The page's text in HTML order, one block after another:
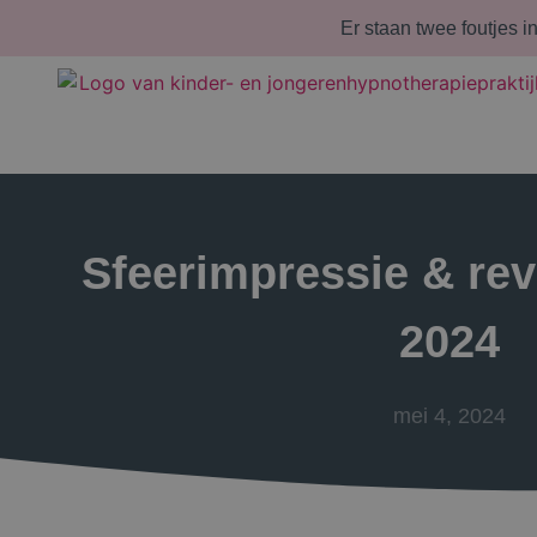
Er staan twee foutjes
Sfeerimpressie &
2024
mei 4, 2024